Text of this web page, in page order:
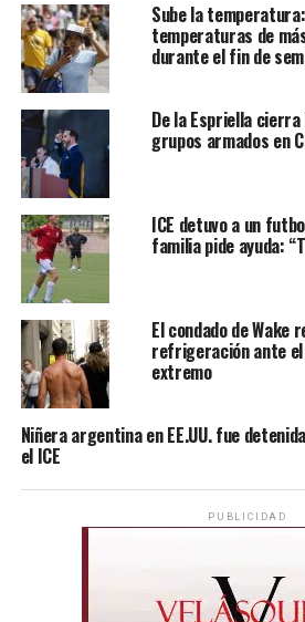
Sube la
temperaturas de
durante el fin de
De la Espriella
grupos armados en
ICE detuvo a un
familia pide ayuda:
El condado de Wake
refrigeración ante
extremo
Niñera argentina en EE.UU. fue
el ICE
PUBLICIDAD